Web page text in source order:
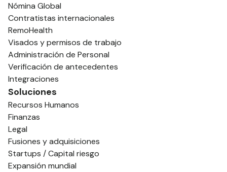
Nómina Global
Contratistas internacionales
RemoHealth
Visados y permisos de trabajo
Administración de Personal
Verificación de antecedentes
Integraciones
Soluciones
Recursos Humanos
Finanzas
Legal
Fusiones y adquisiciones
Startups / Capital riesgo
Expansión mundial